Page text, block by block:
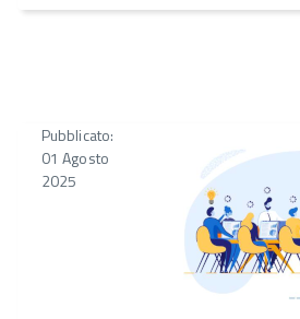
Pubblicato:
01 Agosto
2025